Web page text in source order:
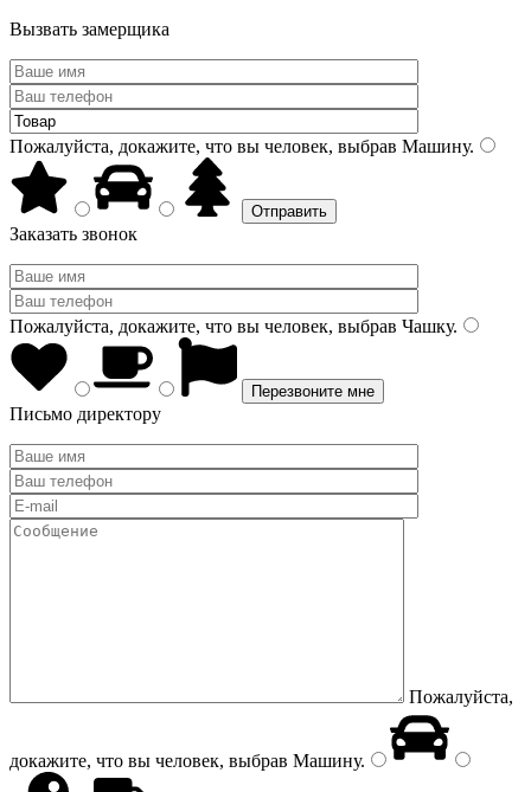
Вызвать замерщика
Пожалуйста, докажите, что вы человек, выбрав Машину.
Заказать звонок
Пожалуйста, докажите, что вы человек, выбрав Чашку.
Письмо директору
Пожалуйста,
докажите, что вы человек, выбрав Машину.